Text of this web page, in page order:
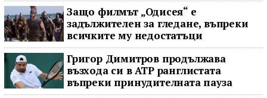
Защо филмът „Одисея“ е
задължителен за гледане, въпреки
всичките му недостатъци
Григор Димитров продължава
възхода си в ATP ранглистата
въпреки принудителната пауза